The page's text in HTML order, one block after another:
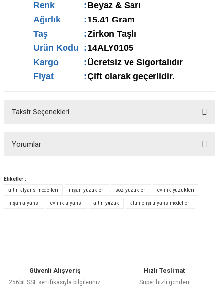
Renk
: Beyaz & Sarı
Ağırlık
: 15.41 Gram
Taş
:Zirkon Taşlı
Ürün Kodu : 14ALY0105
Kargo
: Ücretsiz ve Sigortalıdır
Fiyat
:Çift olarak geçerlidir.
Taksit Seçenekleri
Yorumlar
Bu ürüne ilk yorumu siz yapın!
Etiketler :
altın alyans modelleri
nişan yüzükleri söz yüzükleri evlilik yüzükleri
nişan alyansı evlilik alyansı altın yüzük altın elişi alyans modelleri
Güvenli Alışveriş
256bit SSL sertifikasıyla bilgileriniz
Hızlı Teslimat
Süper hızlı gönderi